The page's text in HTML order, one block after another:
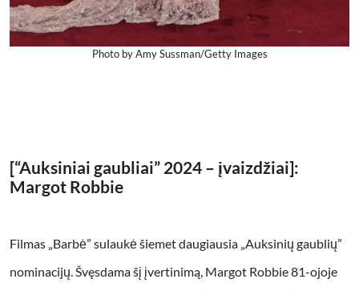
Photo by Amy Sussman/Getty Images
[“Auksiniai gaubliai” 2024 – įvaizdžiai]:
Margot Robbie
Filmas „Barbė” sulaukė šiemet daugiausia „Auksinių gaublių”
nominacijų. Švęsdama šį įvertinimą, Margot Robbie 81-ojoje